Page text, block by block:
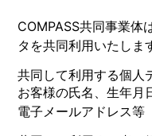
COMPASS共同事業体
タを共同利用いたしま
共同して利用する個人
お客様の氏名、生年月
電子メールアドレス等